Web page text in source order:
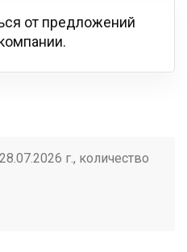
от предложений
г., количество